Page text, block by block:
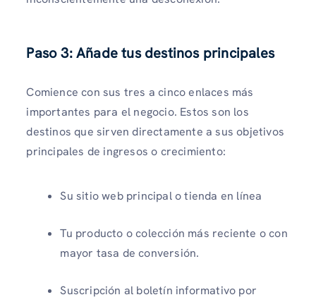
Paso 3: Añade tus destinos principales
Comience con sus tres a cinco enlaces más
importantes para el negocio. Estos son los
destinos que sirven directamente a sus objetivos
principales de ingresos o crecimiento:
Su sitio web principal o tienda en línea
Tu producto o colección más reciente o con
mayor tasa de conversión.
Suscripción al boletín informativo por